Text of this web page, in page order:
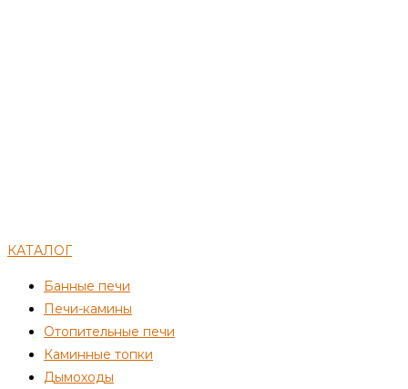
КАТАЛОГ
Банные печи
Печи-камины
Отопительные печи
Каминные топки
Дымоходы